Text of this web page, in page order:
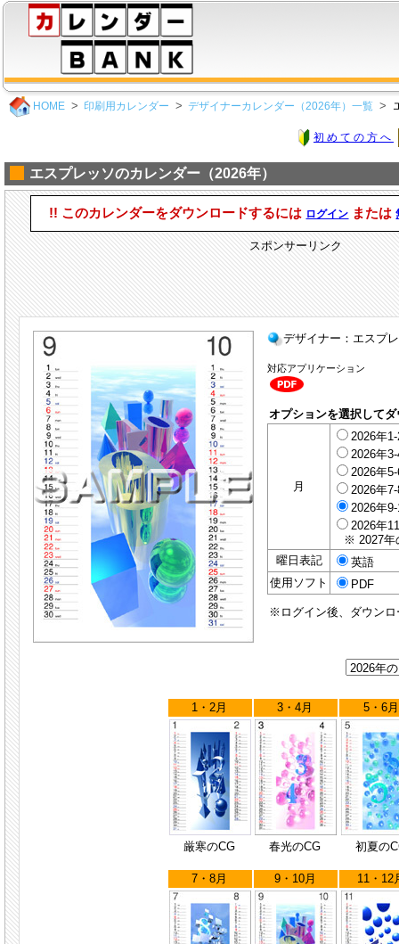
HOME 印刷用カレンダー デザイナーカレンダー（2026年）一覧
初めての方へ
エスプレッソのカレンダー（2026年）
!! このカレンダーをダウンロードするには ログイン または
スポンサーリンク
デザイナー：エスプ
対応アプリケーション
オプションを選択して
月
2026年
2026年
2026年
2026年
2026年
2026年
※ 2027年
曜日表記
英語
使用ソフト
PDF
※ログイン後、ダウン
1・2月 3・4月 5・6月
厳寒のCG 春光のCG 初夏の
7・8月 9・10月 11・12